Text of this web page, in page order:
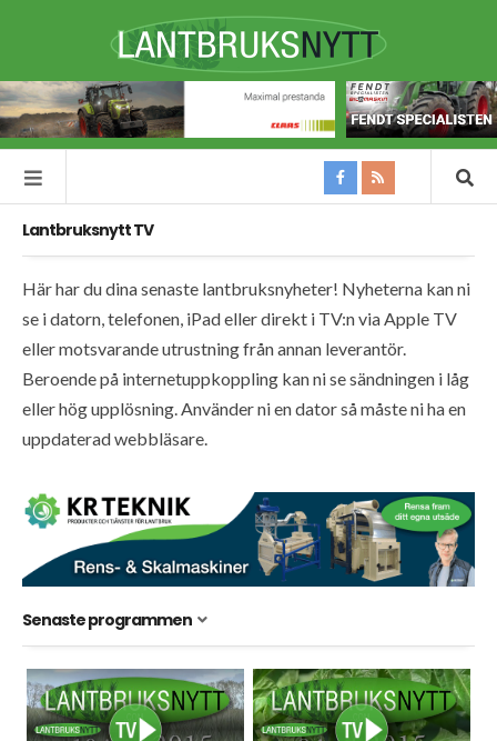
Lantbruksnytt TV
Här har du dina senaste lantbruksnyheter! Nyheterna kan ni
se i datorn, telefonen, iPad eller direkt i TV:n via Apple TV
eller motsvarande utrustning från annan leverantör.
Beroende på internetuppkoppling kan ni se sändningen i låg
eller hög upplösning. Använder ni en dator så måste ni ha en
uppdaterad webbläsare.
Senaste programmen